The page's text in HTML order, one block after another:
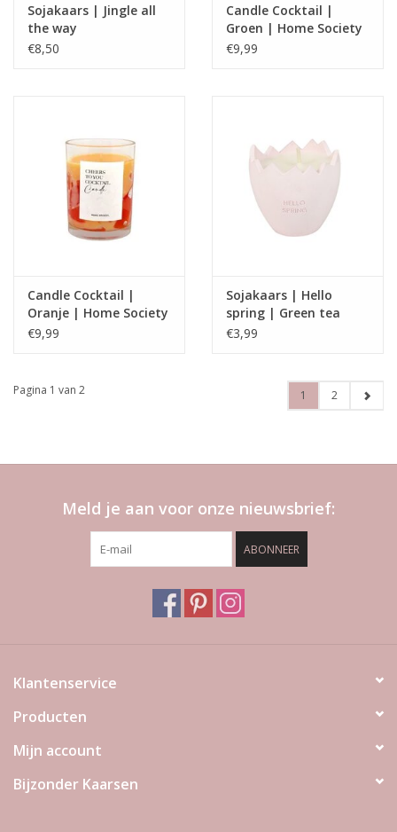
Sojakaars | Jingle all
the way
€8,50
Candle Cocktail |
Groen | Home Society
€9,99
Candle Cocktail |
Oranje | Home Society
€9,99
Sojakaars | Hello
spring | Green tea
time | My flame
€3,99
Pagina 1 van 2 1 2
Meld je aan voor onze nieuwsbrief:
ABONNEER
Klantenservice
Producten
Mijn account
Bijzonder Kaarsen